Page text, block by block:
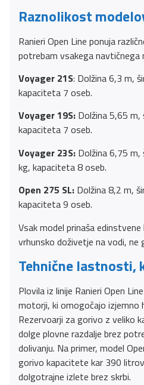
Raznolikost
Ranieri Open Line ponuja
potrebam vsakega navtičnega
Voyager 21S: Dolžina 6,3 m,
kapaciteta 7 oseb.
Voyager 19S: Dolžina 5,65
kapaciteta 7 oseb.
Voyager 23S: Dolžina 6,75
kg, kapaciteta 8 oseb.
Open 275 SL: Dolžina 8,2 m,
kapaciteta 9 oseb.
Vsak model prinaša
vrhunsko doživetje na vodi, ne
Tehnične lastnosti,
Plovila iz linije Ranieri Open
motorji, ki omogočajo izjemno
Rezervoarji za gorivo z veliko
dolge plovne razdalje brez
dolivanju. Na primer, model
gorivo kapacitete kar 390
dolgotrajne izlete brez skrbi.